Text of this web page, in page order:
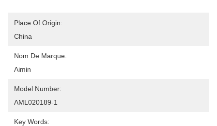
Place Of Origin:
China
Nom De Marque:
Aimin
Model Number:
AML020189-1
Key Words: